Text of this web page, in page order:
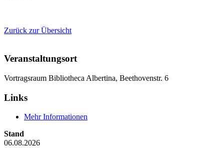
Zurück zur Übersicht
Veranstaltungsort
Vortragsraum Bibliotheca Albertina, Beethovenstr. 6
Links
Mehr Informationen
Stand
06.08.2026